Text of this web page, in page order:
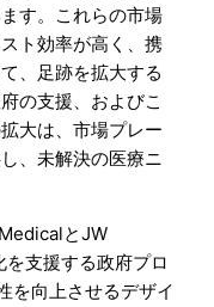
す。これらの市場
ト効率が高く、携
、足跡を拡大する
の支援、およびこ
大は、市場プレー
、未解決の医療ニ
とJW
支援する政府プロ
を向上させるデザイ